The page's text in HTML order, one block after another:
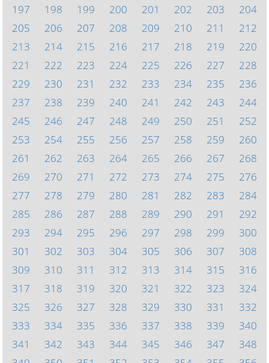
197
198 199 200 201 202 203
204
205
206 207 208 209 210 211
212
213
214 215 216 217 218 219
220
221
222 223 224 225 226 227
228
229
230 231 232 233 234 235
236
237
238 239 240 241 242 243
244
245
246 247 248 249 250 251
252
253
254 255 256 257 258 259
260
261
262 263 264 265 266 267
268
269
270 271 272 273 274 275
276
277
278 279 280 281 282 283
284
285
286 287 288 289 290 291
292
293
294 295 296 297 298 299
300
301
302 303 304 305 306 307
308
309
310 311 312 313 314 315
316
317
318 319 320 321 322 323
324
325
326 327 328 329 330 331
332
333
334 335 336 337 338 339
340
341
342 343 344 345 346 347
348